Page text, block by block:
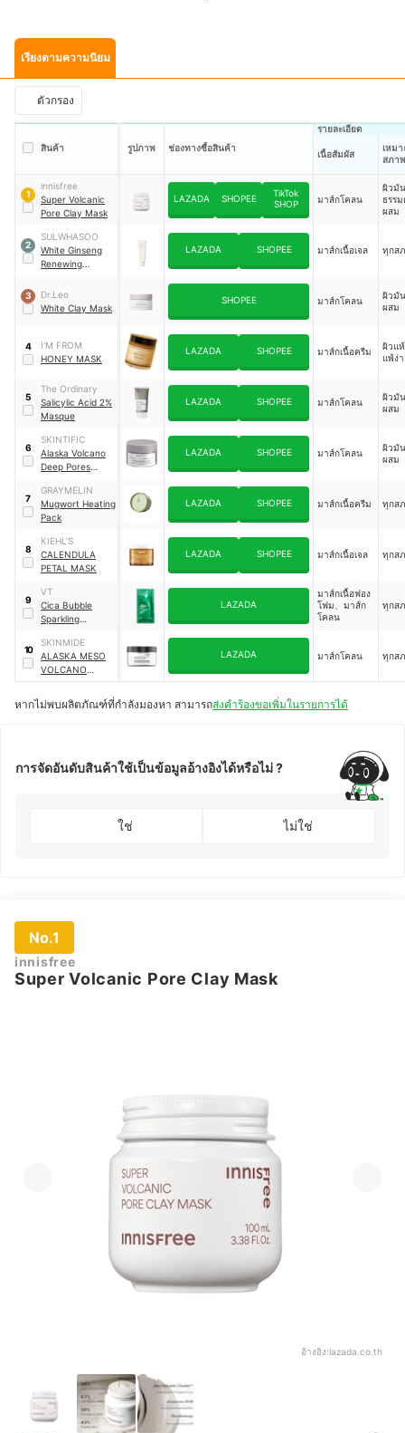
เรียงตามความนิยม
ตัวกรอง
สินค้า รูปภาพ ช่องทางซื้อสินค้า
รายละเอียด
เนื้อสัมผัส
เหมา
สภา
1
innisfree
Super Volcanic
Pore Clay Mask
LAZADA SHOPEE
TikTok
SHOP
มาส์กโคลน
ผิวมั
ธรร
ผสม
2
SULWHASOO
White Ginseng
Renewing
LAZADA SHOPEE มาส์กเนื้อเจล ทุกส
3
Dr.Leo
White Clay Mask
SHOPEE มาส์กโคลน
ผิวมั
ผสม
4
I'M FROM
HONEY MASK
LAZADA SHOPEE มาส์กเนื้อครีม
ผิวแ
แพ้ง่
5
The Ordinary
Salicylic Acid 2%
Masque
LAZADA SHOPEE มาส์กโคลน
ผิวมั
ผสม
6
SKINTIFIC
Alaska Volcano
Deep Pores
Mask
LAZADA SHOPEE มาส์กโคลน
ผิวมั
ผสม
7
GRAYMELIN
Mugwort Heating
Pack
LAZADA SHOPEE มาส์กเนื้อครีม ทุกส
8
KIEHL'S
CALENDULA
PETAL MASK
LAZADA SHOPEE มาส์กเนื้อเจล ทุกส
9
VT
Cica Bubble
Sparkling
LAZADA
มาส์กเนื้อฟอง
โฟม、มาส์ก
โคลน
ทุกส
10
SKINMIDE
ALASKA MESO
VOLCANO
DETOXFIYING
LAZADA มาส์กโคลน ทุกส
หากไม่พบผลิตภัณฑ์ที่กำลังมองหา สามารถส่งคำร้องขอเพิ่มในรายการได้
การจัดอันดับสินค้าใช้เป็นข้อมูลอ้างอิงได้หรือไม่ ?
ใช่ ไม่ใช่
No.1
innisfree
Super Volcanic Pore Clay Mask
อ้างอิง:lazada.co.th